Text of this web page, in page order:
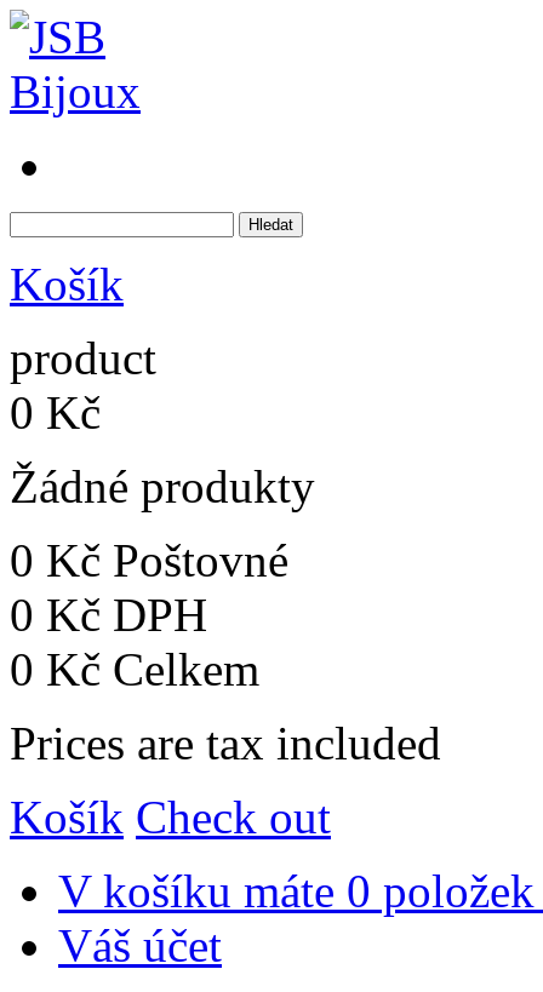
Košík
product
0 Kč
Žádné produkty
0 Kč Poštovné
0 Kč DPH
0 Kč Celkem
Prices are tax included
Košík Check out
V košíku máte 0 položek
Váš účet